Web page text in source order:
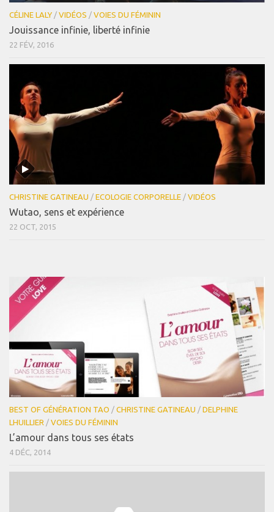
CÉLINE LALY / VIDÉOS / VOIES DU FÉMININ
Jouissance infinie, liberté infinie
22 FÉV, 2016
CHRISTINE GATINEAU / ECOLOGIE CORPORELLE / VIDÉOS
Wutao, sens et expérience
22 OCT, 2015
BEST OF GÉNÉRATION TAO / CHRISTINE GATINEAU / DELPHINE
LHUILLIER / VOIES DU FÉMININ
L’amour dans tous ses états
4 DÉC, 2014